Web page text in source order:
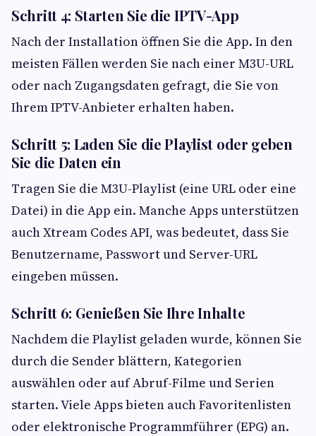
Schritt 4: Starten Sie die IPTV-App
Nach der Installation öffnen Sie die App. In den
meisten Fällen werden Sie nach einer M3U-URL
oder nach Zugangsdaten gefragt, die Sie von
Ihrem IPTV-Anbieter erhalten haben.
Schritt 5: Laden Sie die Playlist oder geben
Sie die Daten ein
Tragen Sie die M3U-Playlist (eine URL oder eine
Datei) in die App ein. Manche Apps unterstützen
auch Xtream Codes API, was bedeutet, dass Sie
Benutzername, Passwort und Server-URL
eingeben müssen.
Schritt 6: Genießen Sie Ihre Inhalte
Nachdem die Playlist geladen wurde, können Sie
durch die Sender blättern, Kategorien
auswählen oder auf Abruf-Filme und Serien
starten. Viele Apps bieten auch Favoritenlisten
oder elektronische Programmführer (EPG) an.